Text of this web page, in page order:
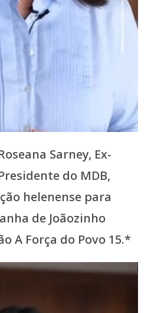
Sarney, Ex-
do MDB,
helenense para
de Joãozinho
A Força do Povo 15.*